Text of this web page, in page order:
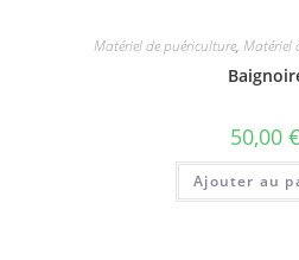
Matériel de puériculture, Matériel
50,00 €
Ajouter au